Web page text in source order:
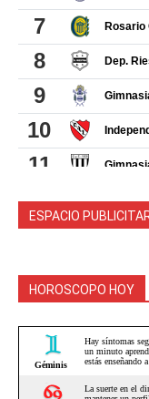
ESPACIO
HOROSCOPO HOY